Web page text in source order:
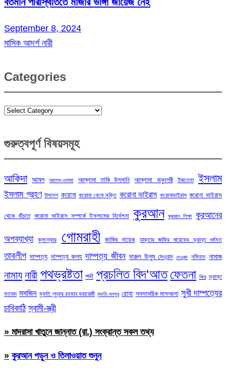
September 8, 2024
মাসিক আদর্শ নারী
Categories
Categories
গুরুত্বপূর্ণ বিষয়সমূহ
আকিদা আমল আলেম-ওলামা আল্লামা তাকি উসমানি আল্লামা বাবুনগরী ইজতেমা ইসলাম
ইসলাম গ্রহণ উপদেশ করোনা করোনা থেকে মুক্তি করোনা ভাইরাস করোনাভাইরাস করোনা ভাইরাস
থেকে বাঁচতে করোনা ভাইরাস সম্পর্কে ইসলামের নির্দেশনা কুরআন কুরআন শিক্ষা কুরআনের
অপব্যাখ্যা কুসংস্কার গোমরাহী জাকির নায়েক ডাক্তার জাকির নায়েকের ভ্রান্ত ধর্মমত
তাবলীগ দাম্পত্য দাম্পত্য কলহ দাম্পত্য জীবন দারুল উলুম দেওবন্দ দেওবন্দ নসিহত নামাজ
নামায নারী পথভ্রষ্টতা পর্দা প্রচলিত বিদ‘আত ফেতনা বিয়ে ভ্রান্ত
মতবাদ মসজিদ মুফতি লুৎফুর রহমান ফরায়েজী মুফতি মনসুর রোযা সমসাময়িক মাসআলা সুখী দাম্পত্যের
চাবিকাঠি স্বামী-স্ত্রী
» মাদরাসা খাতুনে জান্নাত (রা.) সংক্রান্ত সকল তথ্য
» কুরআন পড়ুন ও তিলাওয়াত শুনুন